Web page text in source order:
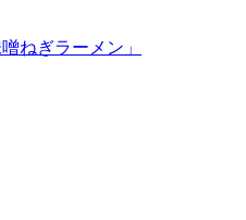
ねぎラーメン」